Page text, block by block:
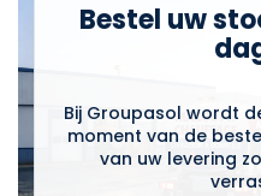
Bestel uw
Bij Groupasol wordt
moment van de
van uw levering